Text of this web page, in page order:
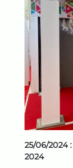
25/06/2024 :
2024